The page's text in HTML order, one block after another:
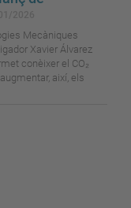
Mecàniques
Xavier Álvarez
conèixer el CO₂
així, els